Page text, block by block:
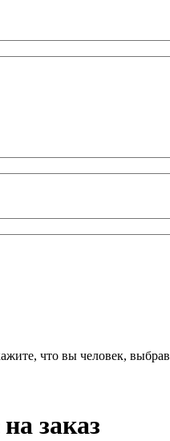
что вы человек, выбрав
заказ